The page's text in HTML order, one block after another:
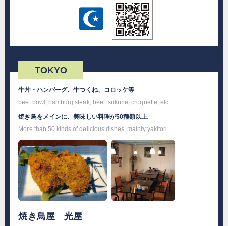
TOKYO
牛丼・ハンバーグ、牛つくね、コロッケ等
beef bowl, hamburg steak, beef tsukune, croquette, etc.
焼き鳥をメインに、美味しい料理が50種類以上
More than 50 kinds of delicious dishes, mainly yakitori.
焼き鳥屋 光屋